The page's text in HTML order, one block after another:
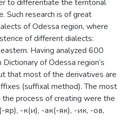
to differentiate the territorial
Such research is of great
of Odessa region, where
of different dialects:
Having analyzed 600
of Odessa region’s
that most of the derivatives are
(suffixal method). The most
process of creating were the
-к(и), -ак(-як), -ик, -ов,